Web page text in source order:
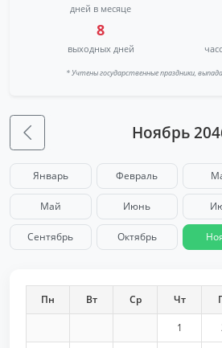
дней в месяце
8
выходных дней
* Учтены государственные праздники,
Ноябрь
Январь Февраль
Май Июнь
Сентябрь Октябрь
Пн Вт Ср Чт
1